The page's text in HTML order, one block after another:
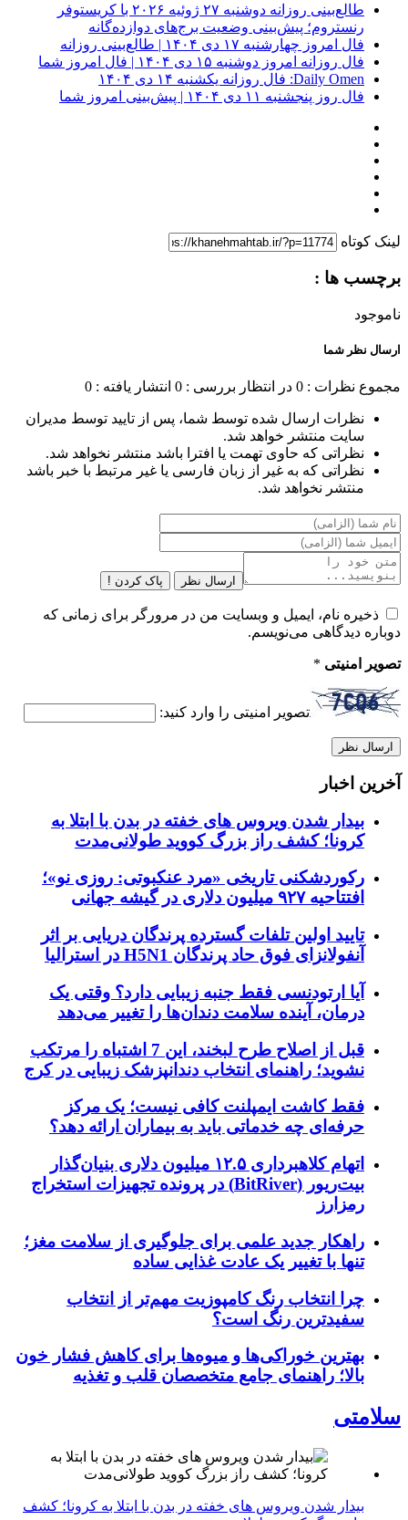
طالع‌بینی روزانه دوشنبه ۲۷ ژوئیه ۲۰۲۶ با کریستوفر
رنستروم؛ پیش‌بینی وضعیت برج‌های دوازده‌گانه
فال امروز چهارشنبه ۱۷ دی ۱۴۰۴ | طالع‌بینی روزانه
فال روزانه امروز دوشنبه ۱۵ دی ۱۴۰۴ | فال امروز شما
Daily Omen: فال روزانه یکشنبه ۱۴ دی ۱۴۰۴
فال روز پنجشنبه ۱۱ دی ۱۴۰۴ | پیش‌بینی امروز شما
لینک کوتاه
برچسب ها :
ناموجود
ارسال نظر شما
مجموع نظرات : 0 در انتظار بررسی : 0 انتشار یافته : 0
نظرات ارسال شده توسط شما، پس از تایید توسط مدیران
سایت منتشر خواهد شد.
نظراتی که حاوی تهمت یا افترا باشد منتشر نخواهد شد.
نظراتی که به غیر از زبان فارسی یا غیر مرتبط با خبر باشد
منتشر نخواهد شد.
ارسال نظر پاک کردن !
ذخیره نام، ایمیل و وبسایت من در مرورگر برای زمانی که
دوباره دیدگاهی می‌نویسم.
تصویر امنیتی *
تصویر امنیتی را وارد کنید:
آخرین اخبار
بیدار شدن ویروس‌ های خفته در بدن با ابتلا به
کرونا؛ کشف راز بزرگ کووید طولانی‌مدت
رکوردشکنی تاریخی «مرد عنکبوتی: روزی نو»؛
افتتاحیه ۹۲۷ میلیون دلاری در گیشه جهانی
تایید اولین تلفات گسترده پرندگان دریایی بر اثر
آنفولانزای فوق حاد پرندگان H5N1 در استرالیا
آیا ارتودنسی فقط جنبه زیبایی دارد؟ وقتی یک
درمان، آینده سلامت دندان‌ها را تغییر می‌دهد
قبل از اصلاح طرح لبخند، این 7 اشتباه را مرتکب
نشوید؛ راهنمای انتخاب دندانپزشک زیبایی در کرج
فقط کاشت ایمپلنت کافی نیست؛ یک مرکز
حرفه‌ای چه خدماتی باید به بیماران ارائه دهد؟
اتهام کلاهبرداری ۱۲.۵ میلیون دلاری بنیان‌گذار
بیت‌ریور (BitRiver) در پرونده تجهیزات استخراج
رمزارز
راهکار جدید علمی برای جلوگیری از سلامت مغز؛
تنها با تغییر یک عادت غذایی ساده
چرا انتخاب رنگ کامپوزیت مهم‌تر از انتخاب
سفیدترین رنگ است؟
بهترین خوراکی‌ها و میوه‌ها برای کاهش فشار خون
بالا؛ راهنمای جامع متخصصان قلب و تغذیه
سلامتی
بیدار شدن ویروس‌ های خفته در بدن با ابتلا به کرونا؛ کشف